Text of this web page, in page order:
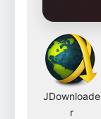
JDownloade
r